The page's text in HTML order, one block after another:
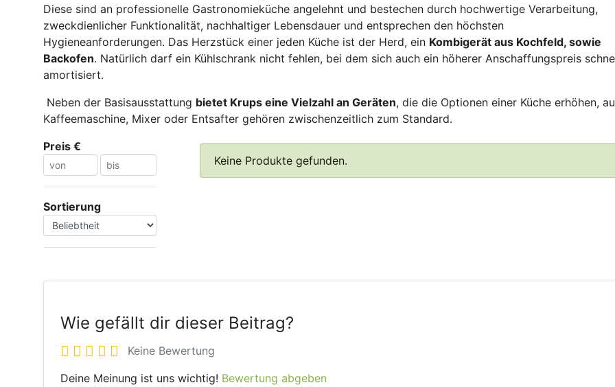
Diese sind an professionelle Gastronomieküche angelehnt und bestechen durch hochwertige Verarbeitung,
zweckdienlicher Funktionalität, nachhaltiger Lebensdauer und entsprechen den höchsten
Hygieneanforderungen. Das Herzstück einer jeden Küche ist der Herd, ein Kombigerät aus Kochfeld, sowie
Backofen. Natürlich darf ein Kühlschrank nicht fehlen, bei dem sich auch ein höherer Anschaffungspreis
amortisiert.
Neben der Basisausstattung bietet Krups eine Vielzahl an Geräten, die die Optionen einer Küche erhöhen,
Kaffeemaschine, Mixer oder Entsafter gehören zwischenzeitlich zum Standard.
Preis €
Sortierung
Keine Produkte gefunden.
Wie gefällt dir dieser Beitrag?
Keine Bewertung
Deine Meinung ist uns wichtig! Bewertung abgeben